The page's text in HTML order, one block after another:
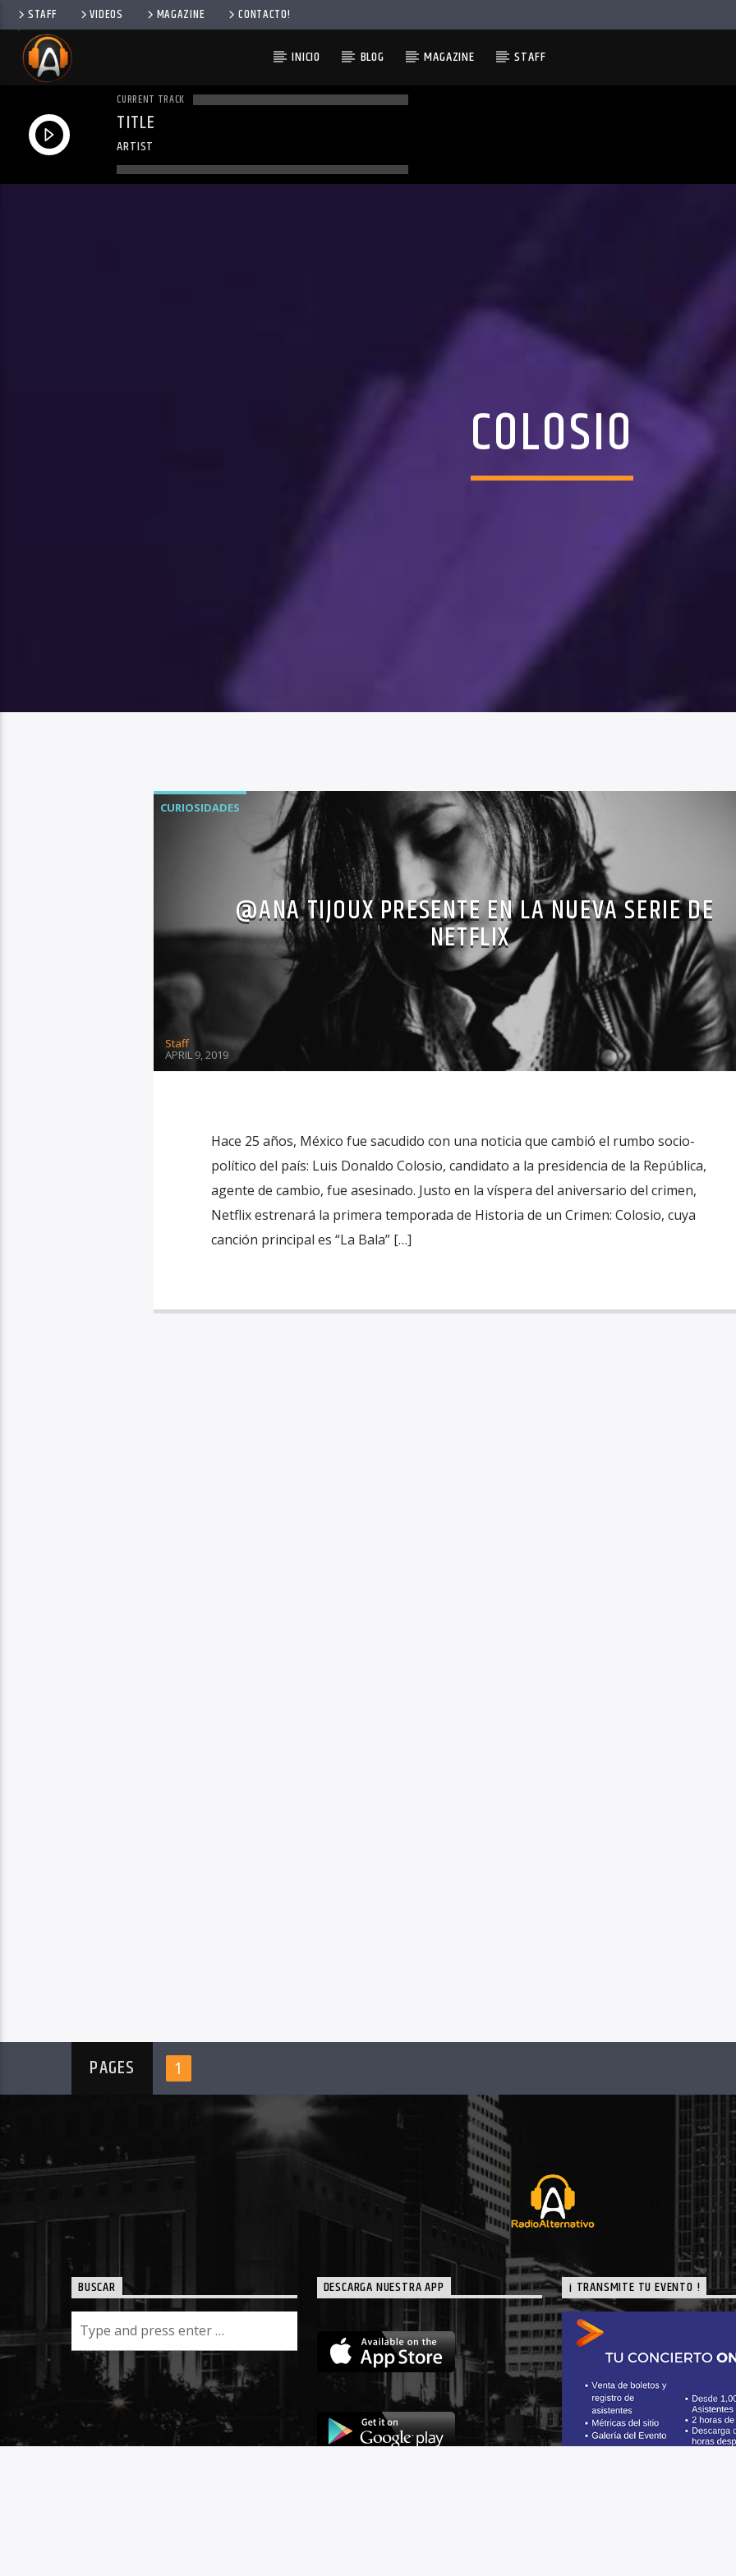
STAFF VIDEOS MAGAZINE CONTACTO!
INICIO BLOG MAGAZINE STAFF
CURRENT TRACK
TITLE
ARTIST
COLOSIO
CURIOSIDADES
@ANA TIJOUX PRESENTE EN LA NUEVA SERIE DE
NETFLIX
Staff
APRIL 9, 2019
Hace 25 años, México fue sacudido con una noticia que cambió el rumbo socio-
político del país: Luis Donaldo Colosio, candidato a la presidencia de la República,
agente de cambio, fue asesinado. Justo en la víspera del aniversario del crimen,
Netflix estrenará la primera temporada de Historia de un Crimen: Colosio, cuya
canción principal es “La Bala” […]
PAGES 1
BUSCAR DESCARGA NUESTRA APP ¡ TRANSMITE TU EVENTO !